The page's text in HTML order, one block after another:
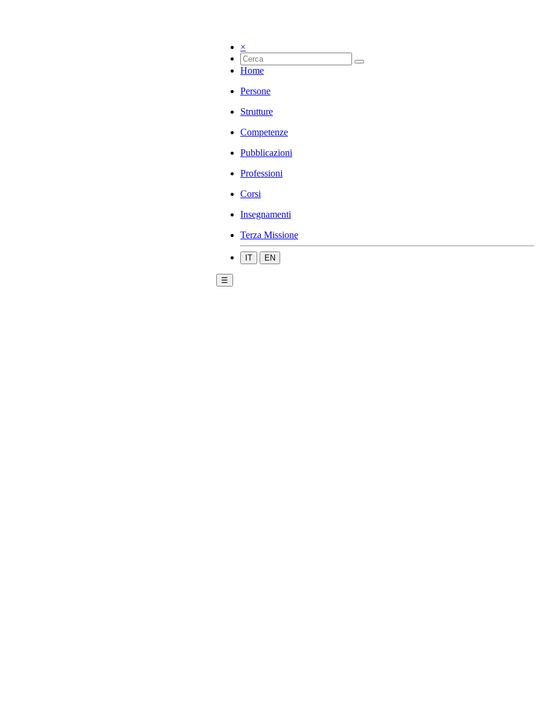
×
Home
Persone
Strutture
Competenze
Pubblicazioni
Professioni
Corsi
Insegnamenti
Terza Missione
IT EN
☰